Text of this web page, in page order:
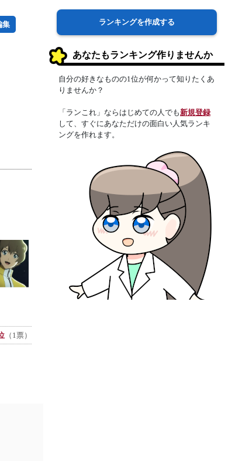
集
（1票）
ランキングを作成する
あなたもランキング作りませんか
自分の好きなものの1位が何かって知りたくあ
りませんか？
「ランこれ」ならはじめての人でも新規登録
して、すぐにあなただけの面白い人気ランキ
ングを作れます。